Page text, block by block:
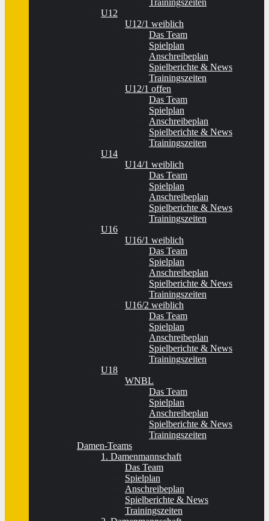
Trainingszeiten
U12
U12/1 weiblich
Das Team
Spielplan
Anschreibeplan
Spielberichte & News
Trainingszeiten
U12/1 offen
Das Team
Spielplan
Anschreibeplan
Spielberichte & News
Trainingszeiten
U14
U14/1 weiblich
Das Team
Spielplan
Anschreibeplan
Spielberichte & News
Trainingszeiten
U16
U16/1 weiblich
Das Team
Spielplan
Anschreibeplan
Spielberichte & News
Trainingszeiten
U16/2 weiblich
Das Team
Spielplan
Anschreibeplan
Spielberichte & News
Trainingszeiten
U18
WNBL
Das Team
Spielplan
Anschreibeplan
Spielberichte & News
Trainingszeiten
Damen-Teams
1. Damenmannschaft
Das Team
Spielplan
Anschreibeplan
Spielberichte & News
Trainingszeiten